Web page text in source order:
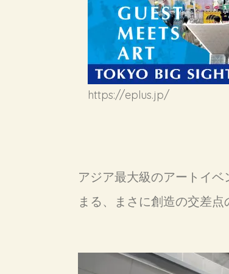
https://eplus.jp/
アジア最大級のアートイ
まる、まさに創造の交差点